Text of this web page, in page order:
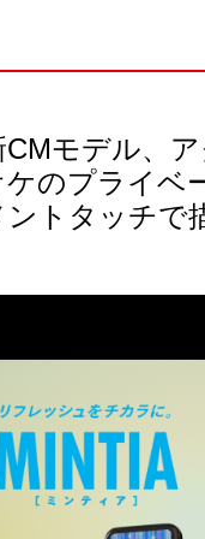
CMモデル、
のプライベ
ントタッチで